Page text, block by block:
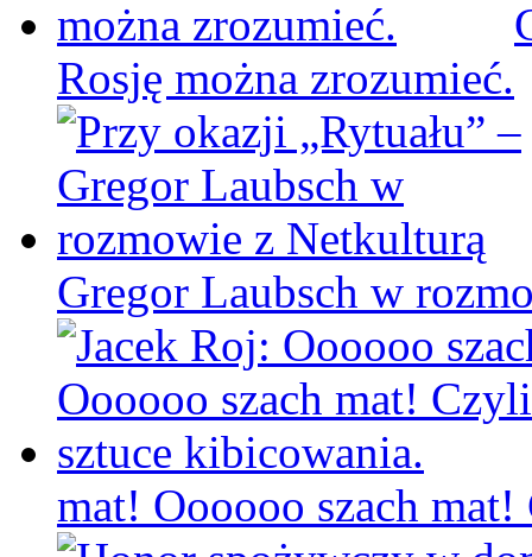
Rosję można zrozumieć.
Gregor Laubsch w
mat! Oooooo szach